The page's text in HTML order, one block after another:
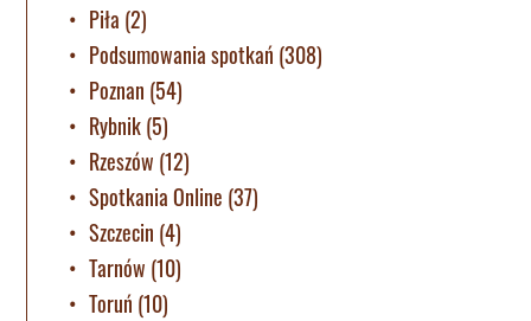
Piła (2)
Podsumowania spotkań (308)
Poznan (54)
Rybnik(5)
Rzeszów (12)
Spotkania Online (37)
Szczecin (4)
Tarnów (10)
Toruń (10)